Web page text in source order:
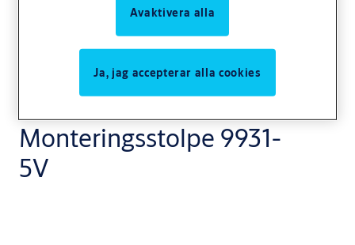
Monteringsstolpe 9931-
5V
Avaktivera alla
Ja, jag accepterar alla cookies